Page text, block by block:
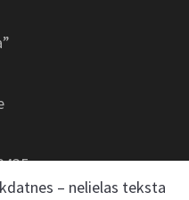
– nelielas teksta